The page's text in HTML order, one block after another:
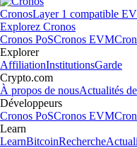
CronosLayer 1 compatible
Explorez Cronos
Cronos PoSCronos EVM
Explorer
AffiliationInstitutionsGarde
Crypto.com
À propos de nousActualités
Développeurs
Cronos PoSCronos EVM
Learn
LearnBitcoinRecherche